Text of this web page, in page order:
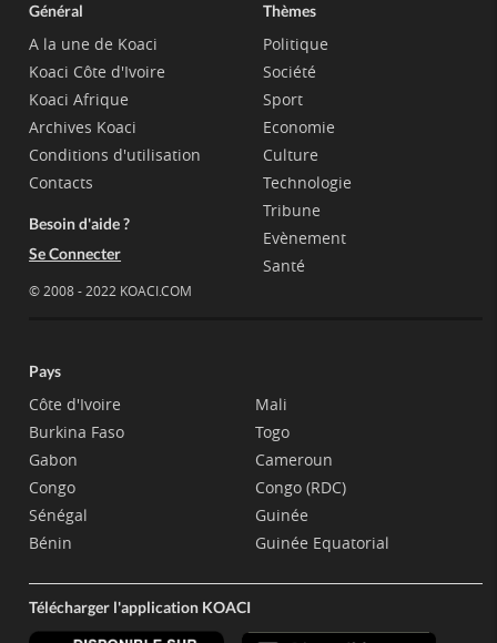
Général
A la une de Koaci
Koaci Côte d'Ivoire
Koaci Afrique
Archives Koaci
Conditions d'utilisation
Contacts
Besoin d'aide ?
Se Connecter
© 2008 - 2022 KOACI.COM
Thèmes
Politique
Société
Sport
Economie
Culture
Technologie
Tribune
Evènement
Santé
Pays
Côte d'Ivoire
Burkina Faso
Gabon
Congo
Sénégal
Bénin
Mali
Togo
Cameroun
Congo (RDC)
Guinée
Guinée Equatorial
Télécharger l'application KOACI